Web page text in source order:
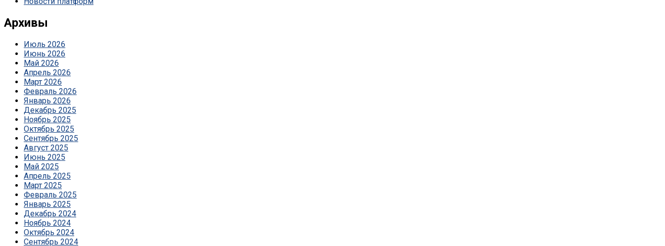
Архивы
Июль 2026
Июнь 2026
Май 2026
Апрель 2026
Март 2026
Февраль 2026
Январь 2026
Декабрь 2025
Ноябрь 2025
Октябрь 2025
Сентябрь 2025
Август 2025
Июнь 2025
Май 2025
Апрель 2025
Март 2025
Февраль 2025
Январь 2025
Декабрь 2024
Ноябрь 2024
Октябрь 2024
Сентябрь 2024